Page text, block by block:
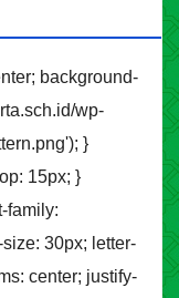
background-
wp-
}
15px; }
family:
30px; letter-
center; justify-